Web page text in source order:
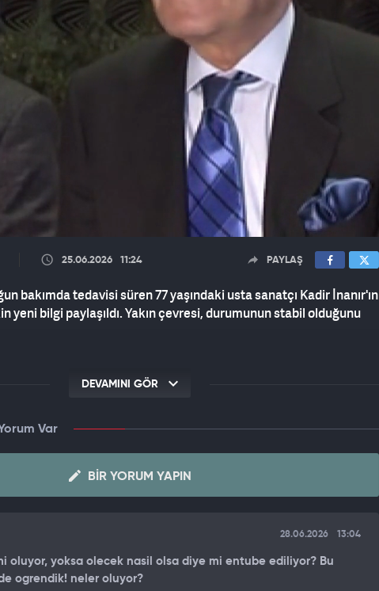
25.06.2026 11:24 PAYLAŞ
bakımda tedavisi süren 77 yaşındaki usta sanatçı Kadir İnanır'ın
yeni bilgi paylaşıldı. Yakın çevresi, durumunun stabil olduğunu
DEVAMINI GÖR
Var
BIR YORUM YAPIN
28.06.2026 13:04
oluyor, yoksa olecek nasil olsa diye mi entube ediliyor? Bu
ogrendik! neler oluyor?